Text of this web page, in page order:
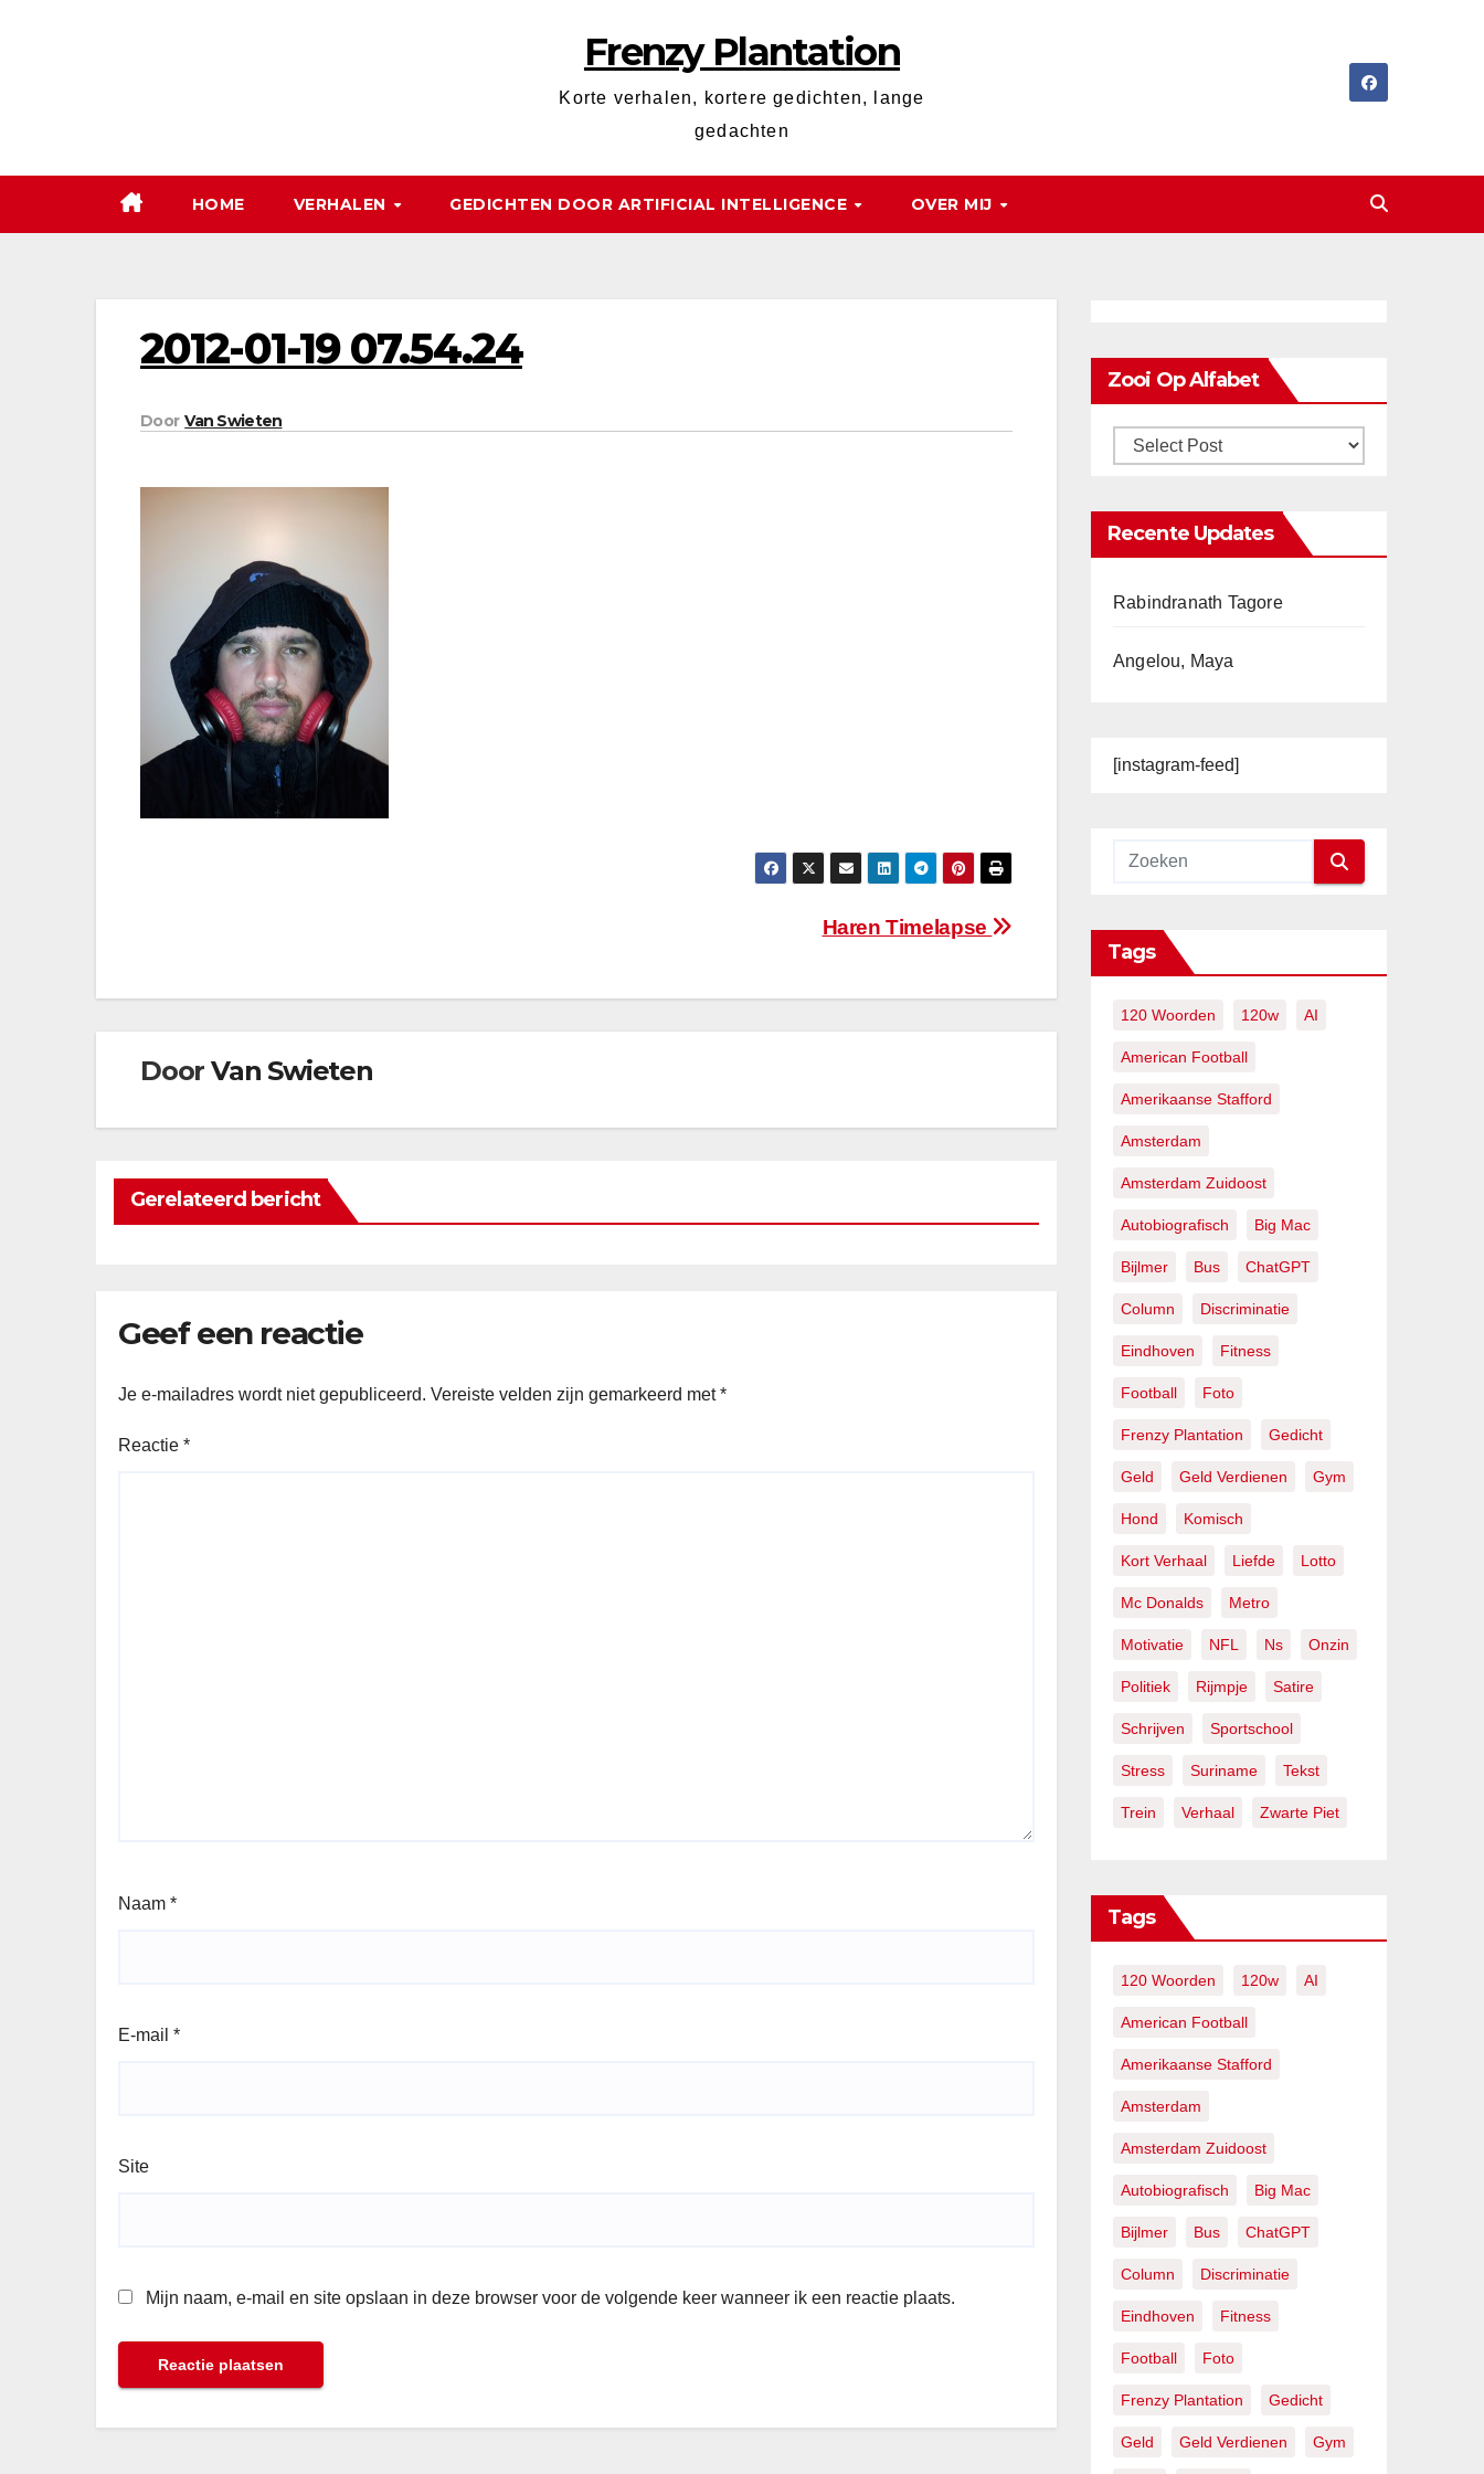
Frenzy Plantation
Korte verhalen, kortere gedichten, lange
gedachten
HOME VERHALEN GEDICHTEN DOOR ARTIFICIAL INTELLIGENCE OVER MIJ
2012-01-19 07.54.24
Door Van Swieten
Haren Timelapse
Door Van Swieten
Gerelateerd bericht
Geef een reactie
Je e-mailadres wordt niet gepubliceerd. Vereiste velden zijn gemarkeerd met*
Reactie *
Naam *
E-mail *
Site
Mijn naam, e-mail en site opslaan in deze browser voor de volgende keer wanneer ik een reactie plaats.
Zooi Op Alfabet
Recente Updates
Rabindranath Tagore
Angelou, Maya
[instagram-feed]
Tags
120 Woorden 120w AI
American Football
Amerikaanse Stafford
Amsterdam
Amsterdam Zuidoost
Autobiografisch Big Mac
Bijlmer Bus ChatGPT
Column Discriminatie
Eindhoven Fitness
Football Foto
Frenzy Plantation Gedicht
Geld Geld Verdienen Gym
Hond Komisch
Kort Verhaal Liefde Lotto
Mc Donalds Metro
Motivatie NFL Ns Onzin
Politiek Rijmpje Satire
Schrijven Sportschool
Stress Suriname Tekst
Trein Verhaal Zwarte Piet
Tags
120 Woorden 120w AI
American Football
Amerikaanse Stafford
Amsterdam
Amsterdam Zuidoost
Autobiografisch Big Mac
Bijlmer Bus ChatGPT
Column Discriminatie
Eindhoven Fitness
Football Foto
Frenzy Plantation Gedicht
Geld Geld Verdienen Gym